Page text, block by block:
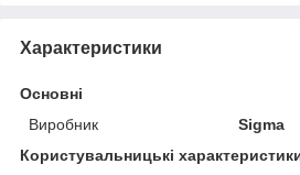
Характеристики
Основні
Виробник
Sigma
Користувальницькі